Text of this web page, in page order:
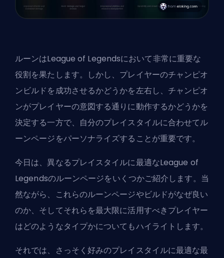
ルーンはLeague of Legendsにおいて非常に重要な
役割を果たします。しかし、プレイヤーのチャンピオ
ンビルドを成功させるかどうかを左右し、チャンピオ
ンがプレイヤーの意図する通りに動作するかどうかを
決定する一方で、自分のプレイスタイルに合わせてル
ーンページをパーソナライズすることが重要です。
今日は、異なるプレイスタイルに最適なLeague of
Legendsのルーンページをいくつかご紹介します。当
然ながら、これらのルーンページやビルドがなぜ良い
のか、そしてそれらを最大限に活用すべきプレイヤー
はどのようなタイプかについてもハイライトします。
それでは、さっそく好みのプレイスタイルに最適な最